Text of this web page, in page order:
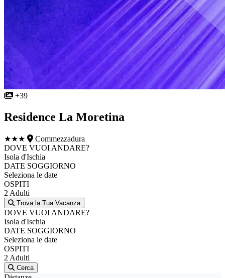
+39
Residence La Moretina
★★★
Commezzadura
DOVE VUOI ANDARE?
Isola d'Ischia
DATE SOGGIORNO
Seleziona le date
OSPITI
2 Adulti
Trova la Tua Vacanza
DOVE VUOI ANDARE?
Isola d'Ischia
DATE SOGGIORNO
Seleziona le date
OSPITI
2 Adulti
Cerca